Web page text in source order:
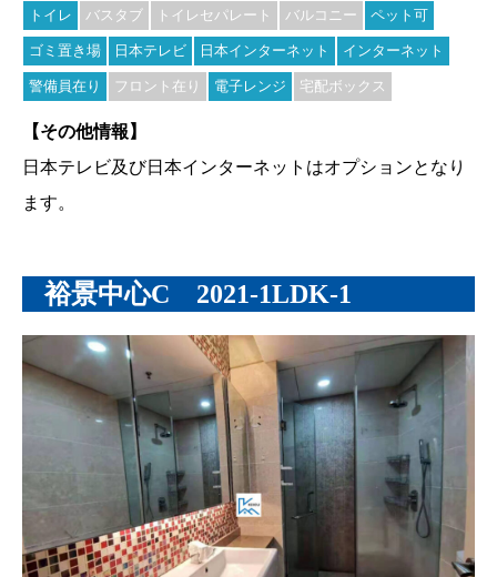
トイレ バスタブ トイレセパレート バルコニー ペット可
ゴミ置き場 日本テレビ 日本インターネット インターネット
警備員在り フロント在り 電子レンジ 宅配ボックス
【その他情報】
日本テレビ及び日本インターネットはオプションとなり
ます。
裕景中心C 2021-1LDK-1